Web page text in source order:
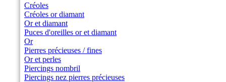
Créoles
Créoles or diamant
Or et diamant
Puces d'oreilles or et diamant
Or
Pierres précieuses / fines
Or et perles
Piercings nombril
Piercings nez pierres précieuses